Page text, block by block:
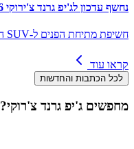
נחשף עדכון לג'יפ גרנד צ'ירוקי 2026
חשיפת מתיחת הפנים ל-SUV הגדול של ג'יפ
קראו עוד
לכל הכתבות והחדשות
מחפשים ג'יפ גרנד צ'רוקי?